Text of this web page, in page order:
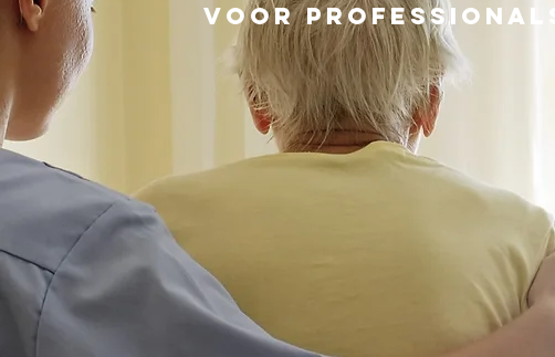
Voor Professionals